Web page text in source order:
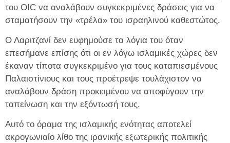
του OIC να αναλάβουν συγκεκριμένες δράσεις για να
σταματήσουν την «τρέλα» του ισραηλινού καθεστώτος.
Ο Λαριτζανί δεν ευφημούσε τα λόγια του όταν
επεσήμανε επίσης ότι οι εν λόγω ισλαμικές χώρες δεν
έκαναν τίποτα συγκεκριμένο για τους καταπιεσμένους
Παλαιστίνιους και τους προέτρεψε τουλάχιστον να
αναλάβουν δράση προκειμένου να αποφύγουν την
ταπείνωση και την εξόντωσή τους.
Αυτό το όραμα της ισλαμικής ενότητας αποτελεί
ακρογωνιαίο λίθο της ιρανικής εξωτερικής πολιτικής